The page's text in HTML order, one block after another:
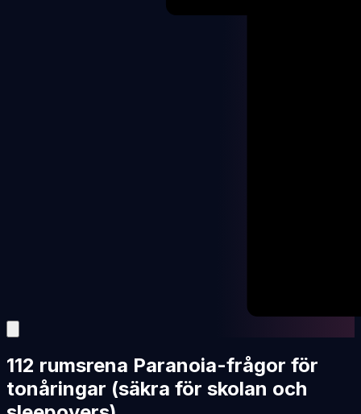
112 rumsrena Paranoia-frågor för
tonåringar (säkra för skolan och